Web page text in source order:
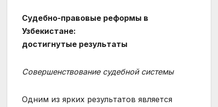
Судебно-правовые реформы в
Узбекистане:
достигнутые результаты
Совершенствование судебной системы
Одним из ярких результатов является